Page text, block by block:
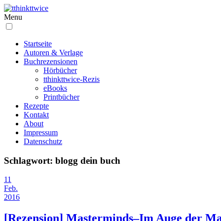
Menu
Startseite
Autoren & Verlage
Buchrezensionen
Hörbücher
tthinkttwice-Rezis
eBooks
Printbücher
Rezepte
Kontakt
About
Impressum
Datenschutz
Schlagwort: blogg dein buch
11
Feb.
2016
[Rezension] Masterminds–Im Auge der